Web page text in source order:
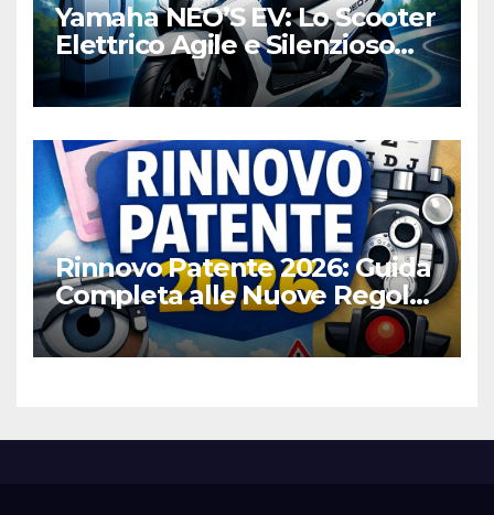
Yamaha NEO’S EV: Lo Scooter
Elettrico Agile e Silenzioso
per la Città
Rinnovo Patente 2026: Guida
Completa alle Nuove Regole,
Digitalizzazione e Costi